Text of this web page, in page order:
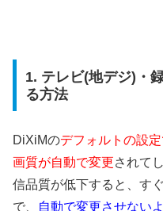
1. テレビ(地デジ)・
る方法
DiXiMのデフォルトの設
画質が自動で変更されて
信品質が低下すると、す
で、
自動で変更させない